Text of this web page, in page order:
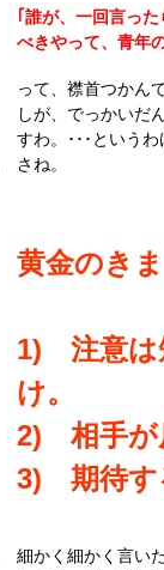
｢誰が、一回言っ
べきやって、青年
って、襟首つかん
しが、でっかいだ
すわ。･･･という
さね。
黄金のき
1) 注意は
け。
2) 相手が
3) 期待す
細かく細かく言い